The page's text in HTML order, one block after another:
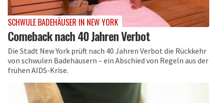
SCHWULE BADEHÄUSER IN NEW YORK
Comeback nach 40 Jahren Verbot
Die Stadt New York prüft nach 40 Jahren Verbot die Rückkehr
von schwulen Badehäusern – ein Abschied von Regeln aus der
frühen AIDS-Krise.